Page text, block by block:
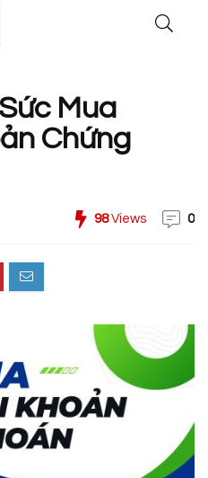
Mua
Chứng
98Views 0